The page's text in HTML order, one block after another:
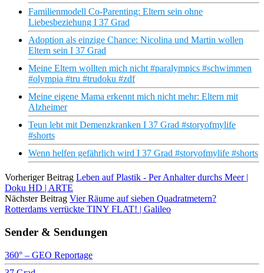
Familienmodell Co-Parenting: Eltern sein ohne
Liebesbeziehung I 37 Grad
Adoption als einzige Chance: Nicolina und Martin wollen
Eltern sein I 37 Grad
Meine Eltern wollten mich nicht #paralympics #schwimmen
#olympia #tru #trudoku #zdf
Meine eigene Mama erkennt mich nicht mehr: Eltern mit
Alzheimer
Teun lebt mit Demenzkranken I 37 Grad #storyofmylife
#shorts
Wenn helfen gefährlich wird I 37 Grad #storyofmylife #shorts
Vorheriger Beitrag Leben auf Plastik - Per Anhalter durchs Meer |
Doku HD | ARTE
Nächster Beitrag Vier Räume auf sieben Quadratmetern?
Rotterdams verrückte TINY FLAT! | Galileo
Sender & Sendungen
360° – GEO Reportage